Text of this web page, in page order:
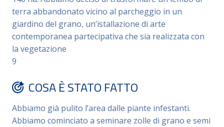
terra abbandonato vicino al parcheggio in un
giardino del grano, un’istallazione di arte
contemporanea partecipativa che sia realizzata con
la vegetazione
9
COSA È STATO FATTO
Abbiamo già pulito l’area dalle piante infestanti.
Abbiamo cominciato a seminare zolle di grano e semi